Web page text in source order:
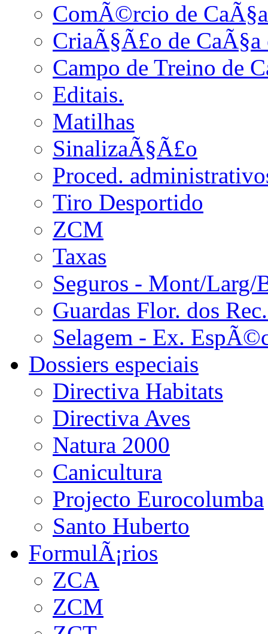
ComÃ©rcio de CaÃ§a
CriaÃ§Ã£o de
Campo de Treino de
Editais.
Matilhas
SinalizaÃ§Ã£o
Proced.
Tiro Desportido
ZCM
Taxas
Seguros - Mont/Larg/
Guardas Flor. dos
Selagem - Ex.
Dossiers especiais
Directiva Habitats
Directiva Aves
Natura 2000
Canicultura
Projecto Eurocolumba
Santo Huberto
FormulÃ¡rios
ZCA
ZCM